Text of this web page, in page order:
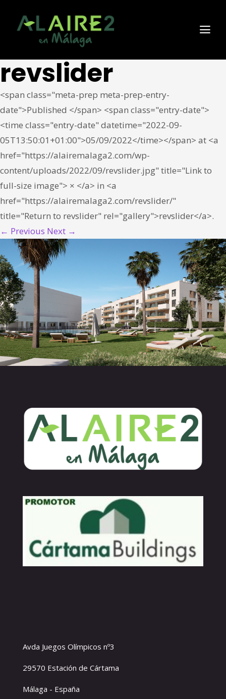
revslider
<span class="meta-prep meta-prep-entry-
date">Published </span> <span class="entry-date">
<time class="entry-date" datetime="2022-09-
05T13:50:01+01:00">05/09/2022</time></span> at <a
href="https://alairemalaga2.com/wp-
content/uploads/2022/09/revslider.jpg" title="Link to
full-size image"> × </a> in <a
href="https://alairemalaga2.com/revslider/"
title="Return to revslider" rel="gallery">revslider</a>.
← Previous Next →
Avda Juegos Olímpicos nº3
29570 Estación de Cártama
Málaga - España